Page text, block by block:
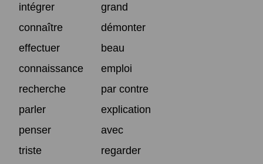
intégrer
grand
connaître
démonter
effectuer
beau
connaissance
emploi
recherche
par contre
parler
explication
penser
avec
triste
regarder